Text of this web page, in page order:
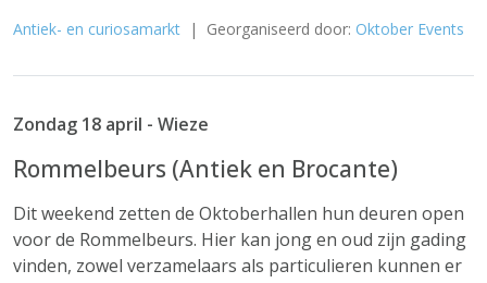
Antiek- en curiosamarkt | Georganiseerd door: Oktober Events
Zondag 18 april - Wieze
Rommelbeurs (Antiek en Brocante)
Dit weekend zetten de Oktoberhallen hun deuren open
voor de Rommelbeurs. Hier kan jong en oud zijn gading
vinden, zowel verzamelaars als particulieren kunnen er